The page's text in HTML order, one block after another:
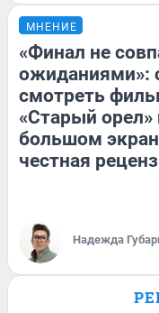
МНЕНИЕ
«Финал не
ожиданиями»:
смотреть
«Старый орел»
большом
честная
Надежда